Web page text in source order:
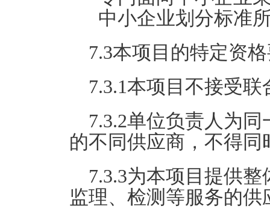
中小企业划分标准
7.3本项目的特定资
7.3.1本项目不接受
7.3.2单位负责人为
的不同供应商，不得
7.3.3为本项目提供
监理、检测等服务的